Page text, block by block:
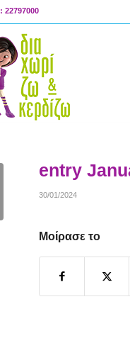
: 22797000
entry
30/01/2024
Μοίρασε το